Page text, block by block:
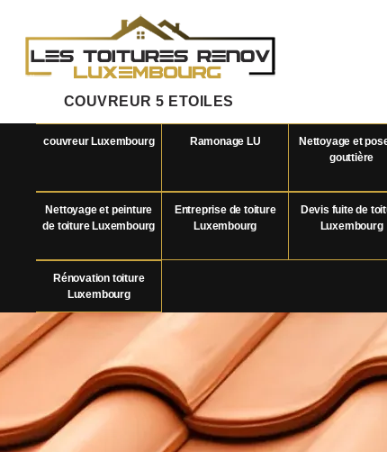
COUVREUR 5 ETOILES
couvreur Luxembourg Ramonage LU
Nettoyage et
gouttière
Nettoyage et peinture
de toiture Luxembourg
Entreprise de toiture
Luxembourg
Devis fuite de
Luxembourg
Rénovation toiture
Luxembourg